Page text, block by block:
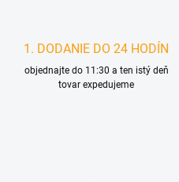
1. DODANIE DO 24 HODÍN
objednajte do 11:30 a ten istý deň
tovar expedujeme